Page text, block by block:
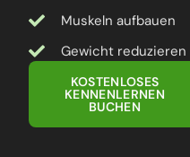
Muskeln aufbauen
Gewicht reduzieren
KOSTENLOSES
KENNENLERNEN
BUCHEN